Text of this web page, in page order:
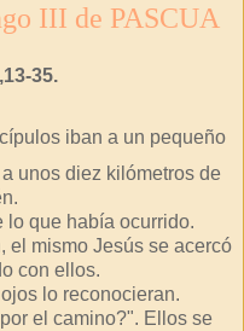
III de PASCUA
35.
iban a un pequeño
unos diez kilómetros de
lo que había ocurrido.
el mismo Jesús se acercó
con ellos.
lo reconocieran.
el camino?". Ellos se